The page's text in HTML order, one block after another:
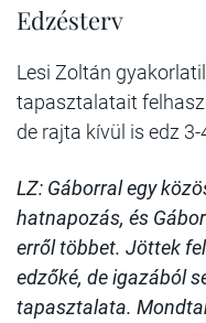
Edzésterv
Lesi Zoltán
tapasztalatait
de rajta kívül is edz
LZ: Gáborral egy
hatnapozás, és
erről többet. Jöttek
edzőké, de igazából
tapasztalata.